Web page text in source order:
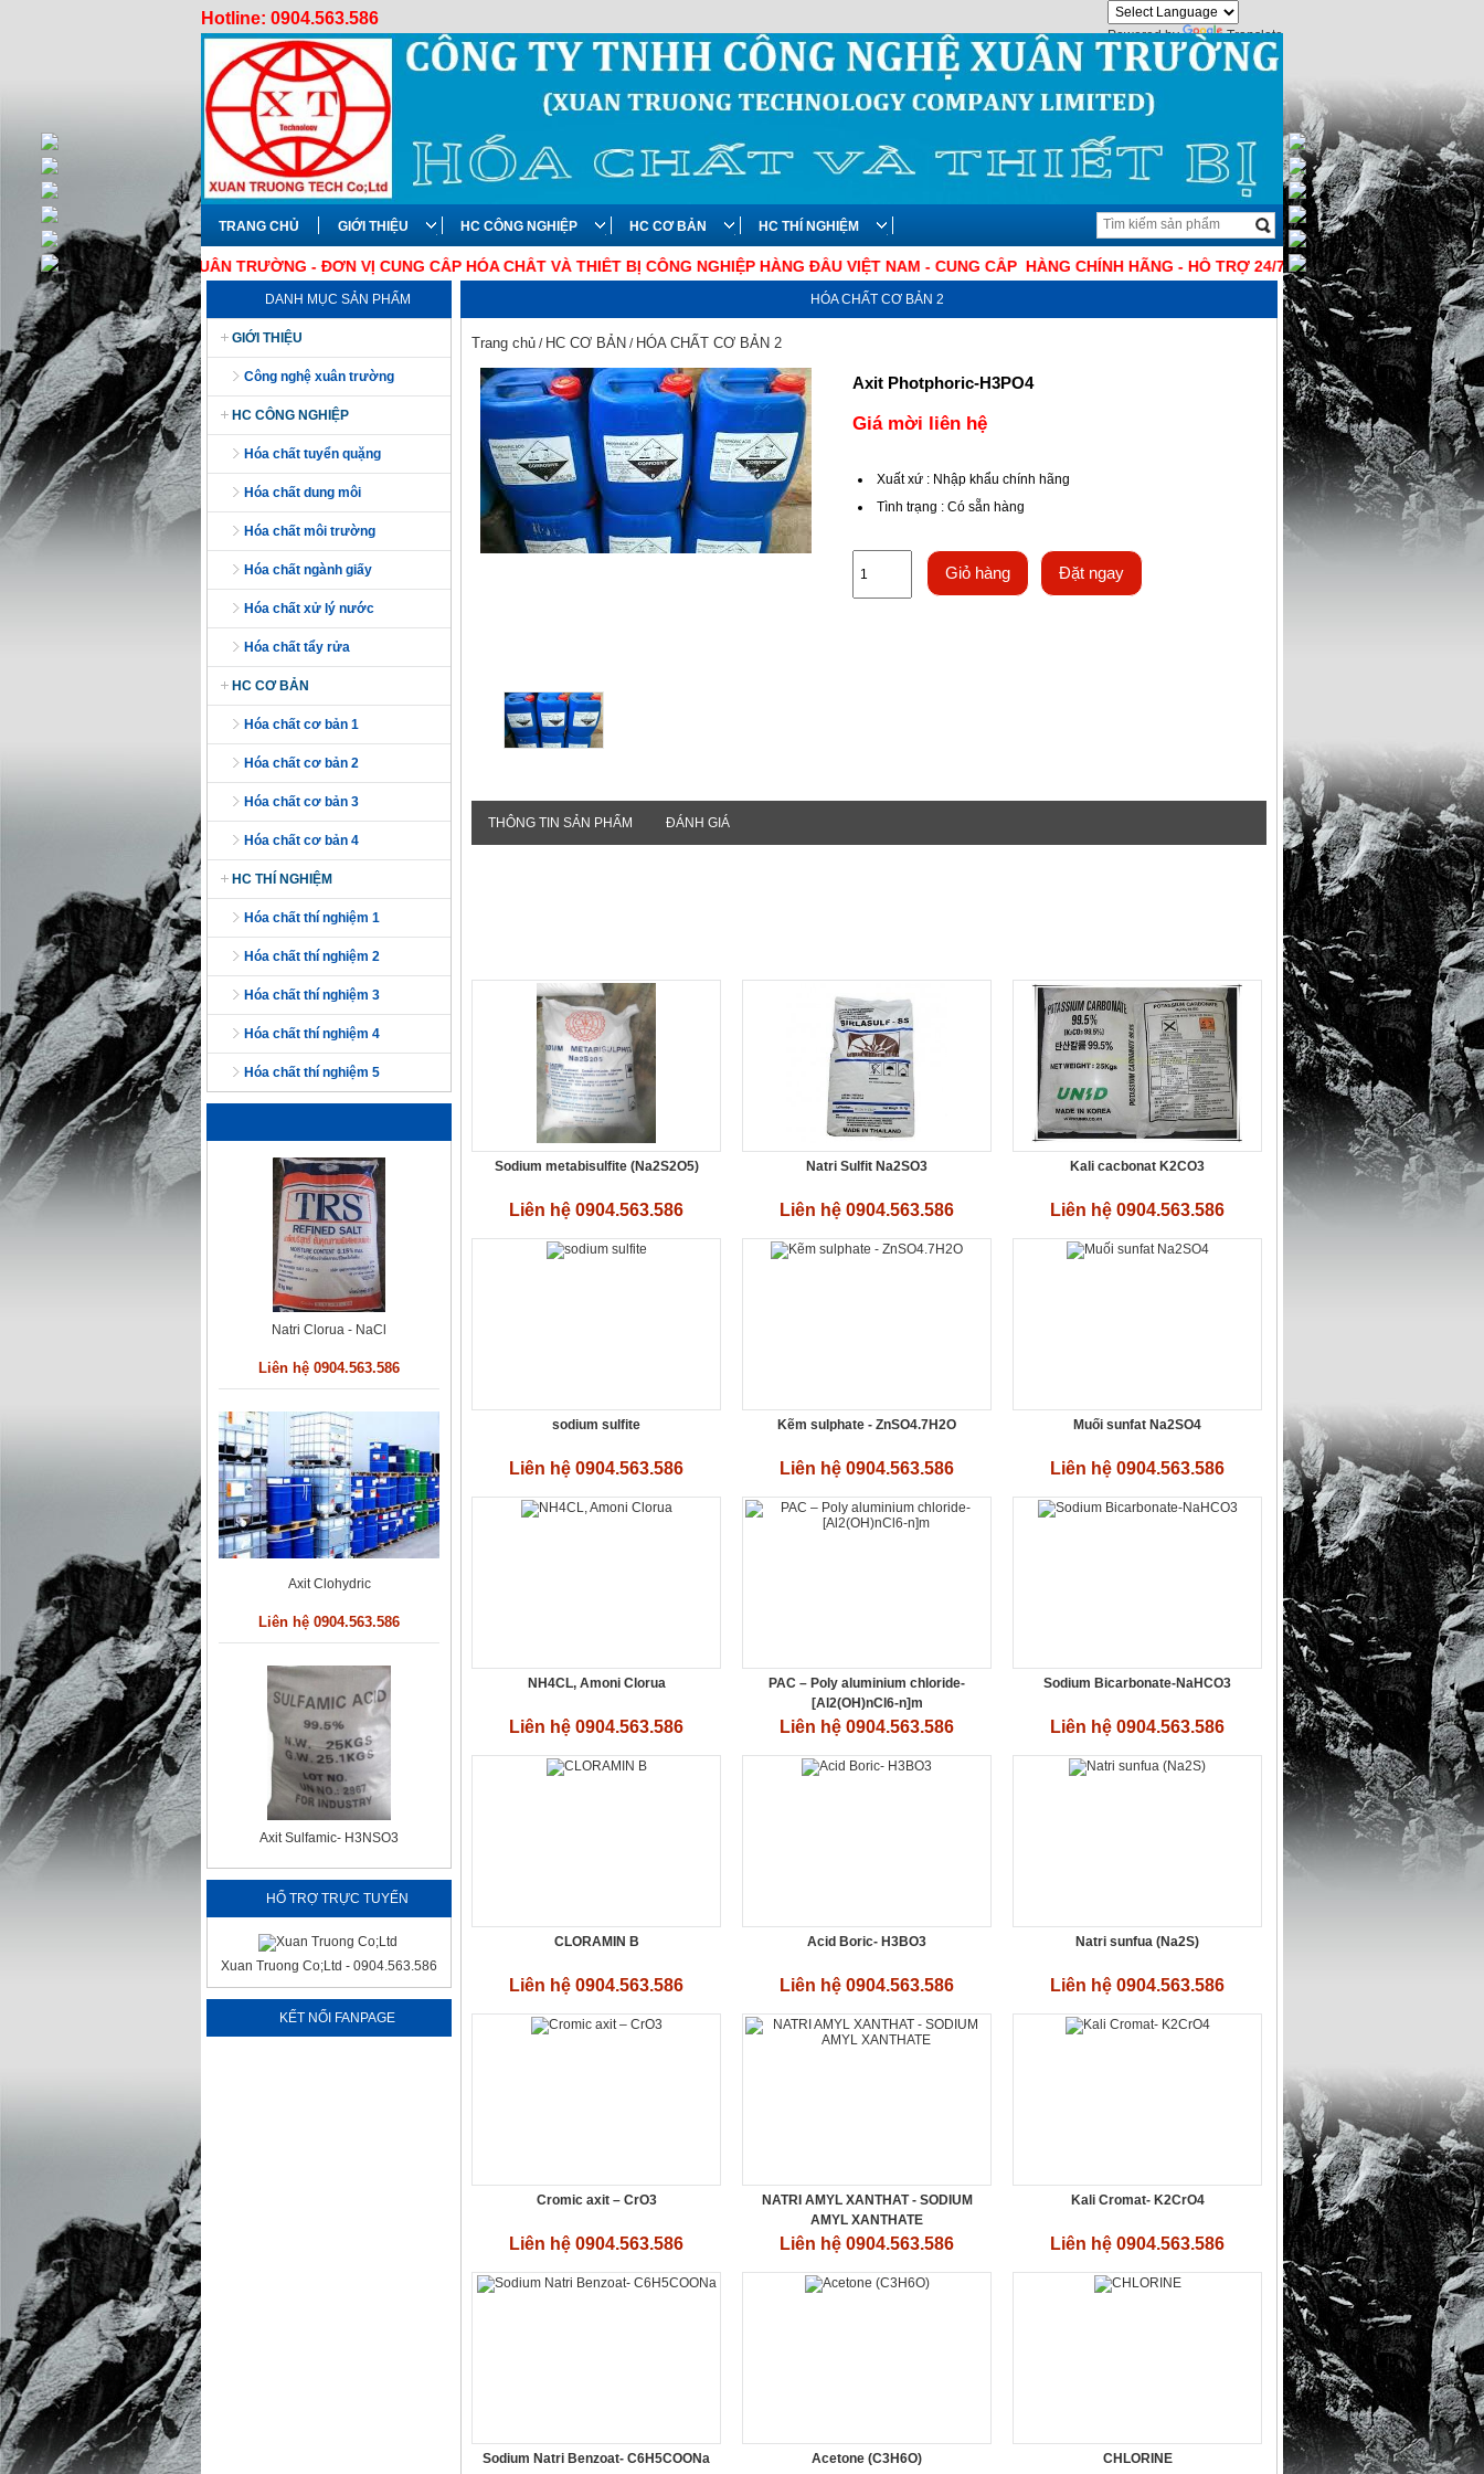
Hotline: 0904.563.586
Powered by Translate
TRANG CHỦ GIỚI THIỆU HC CÔNG NGHIỆP HC CƠ BẢN HC THÍ NGHIỆM
XUÂN TRƯỜNG - ĐƠN VỊ CUNG CẤP HÓA CHẤT VÀ THIẾT BỊ CÔNG NGHIỆP HÀNG ĐẦU VIỆT NAM - CUNG CẤP HÀNG CHÍNH HÃNG - HỖ TRỢ 24/7 - GIÁ TỐT NHẤT THỊ TRƯỜNG
DANH MỤC SẢN PHẨM
GIỚI THIỆU
công nghệ xuân trường
HC CÔNG NGHIỆP
hóa chất tuyển quặng
hóa chất dung môi
hóa chất môi trường
hóa chất ngành giấy
hóa chất xử lý nước
hóa chất tẩy rửa
HC CƠ BẢN
hóa chất cơ bản 1
hóa chất cơ bản 2
hóa chất cơ bản 3
hóa chất cơ bản 4
HC THÍ NGHIỆM
hóa chất thí nghiệm 1
hóa chất thí nghiệm 2
hóa chất thí nghiệm 3
hóa chất thí nghiệm 4
hóa chất thí nghiệm 5
Nikel Sulphate
Liên hệ 0904.563.586
strontium carbonate - SrCO3
Liên hệ 0904.563.586
Nhôm Sunphat
Natri Clorua - NaCl
Liên hệ 0904.563.586
Axit Clohydric
Liên hệ 0904.563.586
Axit Sulfamic- H3NSO3
HỔ TRỢ TRỰC TUYẾN
Xuan Truong Co;Ltd - 0904.563.586
KẾT NỐI FANPAGE
HÓA CHẤT CƠ BẢN 2
Trang chủ / HC CƠ BẢN / HÓA CHẤT CƠ BẢN 2
Axit Photphoric-H3PO4
Giá mời liên hệ
Xuất xứ : Nhập khẩu chính hãng
Tình trạng : Có sẵn hàng
Giỏ hàng Đặt ngay
THÔNG TIN SẢN PHẨM ĐÁNH GIÁ
Sodium metabisulfite (Na2S2O5)
Liên hệ 0904.563.586
Natri Sulfit Na2SO3
Liên hệ 0904.563.586
Kali cacbonat K2CO3
Liên hệ 0904.563.586
sodium sulfite
Liên hệ 0904.563.586
Kẽm sulphate - ZnSO4.7H2O
Liên hệ 0904.563.586
Muối sunfat Na2SO4
Liên hệ 0904.563.586
NH4CL, Amoni Clorua
Liên hệ 0904.563.586
PAC – Poly aluminium chloride-
[Al2(OH)nCl6-n]m
Liên hệ 0904.563.586
Sodium Bicarbonate-NaHCO3
Liên hệ 0904.563.586
CLORAMIN B
Liên hệ 0904.563.586
Acid Boric- H3BO3
Liên hệ 0904.563.586
Natri sunfua (Na2S)
Liên hệ 0904.563.586
Cromic axit – CrO3
Liên hệ 0904.563.586
NATRI AMYL XANTHAT - SODIUM
AMYL XANTHATE
Liên hệ 0904.563.586
Kali Cromat- K2CrO4
Liên hệ 0904.563.586
Sodium Natri Benzoat- C6H5COONa Acetone (C3H6O) CHLORINE